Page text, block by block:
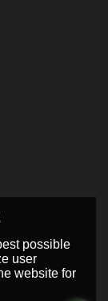
possible
user
website for